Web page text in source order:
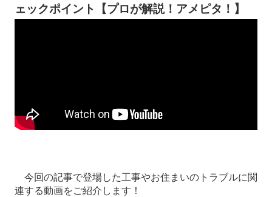
ェックポイント【プロが解説！アメピタ！】
今回の記事で登場した工事やお住まいのトラブルに関
連する動画をご紹介します！